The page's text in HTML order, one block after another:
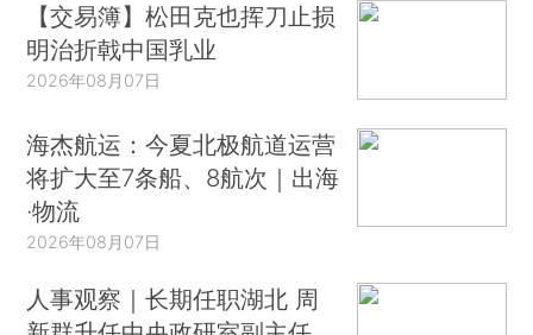
【交易簿】松田克也挥刀止损
明治折戟中国乳业
2026年08月07日
海杰航运：今夏北极航道运营
将扩大至7条船、8航次｜出海
·物流
2026年08月07日
人事观察｜长期任职湖北 周